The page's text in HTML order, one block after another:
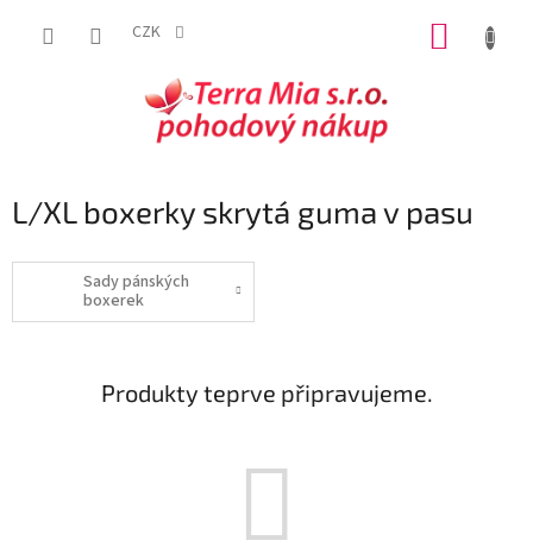
CZK
L/XL boxerky skrytá guma v pasu
Sady pánských
boxerek
Produkty teprve připravujeme.